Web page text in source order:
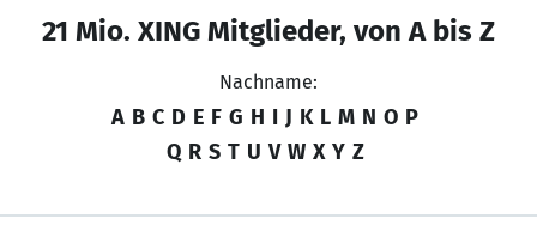
21 Mio. XING Mitglieder, von A bis Z
Nachname:
A B C D E F G H I J K L M N O P
Q R S T U V W X Y Z